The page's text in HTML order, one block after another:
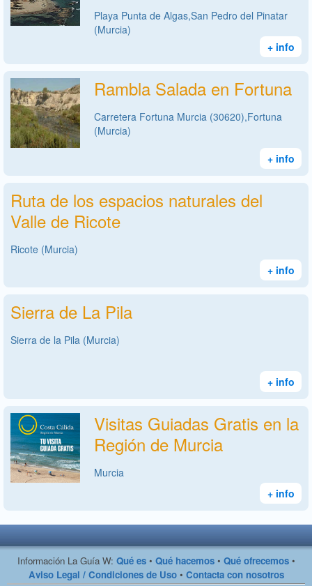
Playa Punta de Algas,San Pedro del Pinatar
(Murcia)
+ info
Rambla Salada en Fortuna
Carretera Fortuna Murcia (30620),Fortuna
(Murcia)
+ info
Ruta de los espacios naturales del
Valle de Ricote
Ricote (Murcia)
+ info
Sierra de La Pila
Sierra de la Pila (Murcia)
+ info
Visitas Guiadas Gratis en la
Región de Murcia
Murcia
+ info
Información La Guía W: Qué es• Qué hacemos• Qué ofrecemos•
Aviso Legal / Condiciones de Uso• Contacta con nosotros